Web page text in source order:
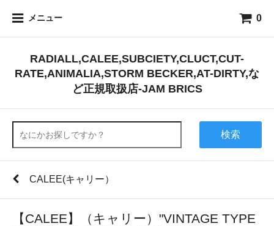
メニュー 0
RADIALL,CALEE,SUBCIETY,CLUCT,CUT-
RATE,ANIMALIA,STORM BECKER,AT-DIRTY,な
ど正規取扱店-JAM BRICS
検索
CALEE(キャリー）
【CALEE】（キャリー）"VINTAGE TYPE